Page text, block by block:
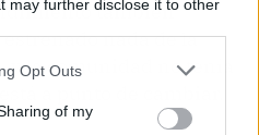
may further disclose it to other
Opt Outs
of my
también
estrenado nada de la
y la comunidad no tenía